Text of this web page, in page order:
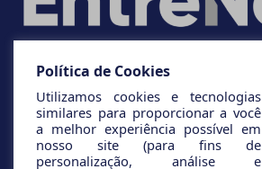
Política de Cookies
Utilizamos cookies e tecnologias
similares para proporcionar a você
a melhor experiência possível em
nosso site (para fins de
personalização, análise e